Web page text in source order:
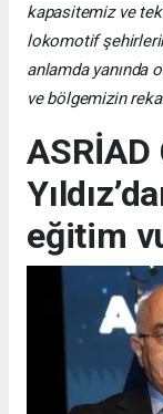
kapasitemiz ve
lokomotif
anlamda yanında
ve bölgemizin
ASRİAD
eğitim